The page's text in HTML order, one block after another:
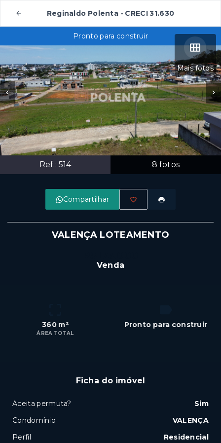
Reginaldo Polenta - CRECI 31.630
Mais fotos
Ref.: 514 8 fotos
Pronto para construir
Compartilhar
VALENÇA LOTEAMENTO
Venda
360 m²
ÁREA TOTAL
Pronto para construir
Ficha do imóvel
Aceita permuta?
Sim
Condomínio
VALENÇA
Perfil
Residencial